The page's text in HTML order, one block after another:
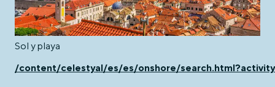
Sol y playa
/content/celestyal/es/es/onshore/